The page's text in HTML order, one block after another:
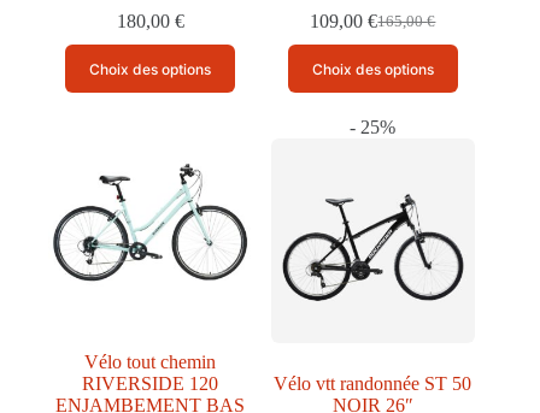
180,00 €
Choix des options
produit
a
options
peuvent
être
choisies
produit
165,00€
Le
initial
était :
165,00 €.
109,00€Le
actuel
est :
109,00 €.
Choix des options
produit
a
plusieurs
variations.
peuvent
être
choisies
sur
Vélo tout chemin
RIVERSIDE 120
ENJAMBEMENT BAS
- 25%
Vélo vtt randonnée ST 50
NOIR 26″